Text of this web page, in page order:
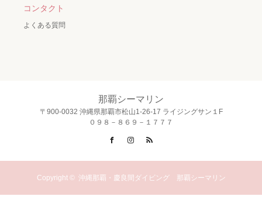
コンタクト
よくある質問
那覇シーマリン
〒900-0032 沖縄県那覇市松山1-26-17 ライジングサン１F
０９８－８６９－１７７７
FacebookInstagram
Copyright © 沖縄那覇・慶良間ダイビング 那覇シーマリン